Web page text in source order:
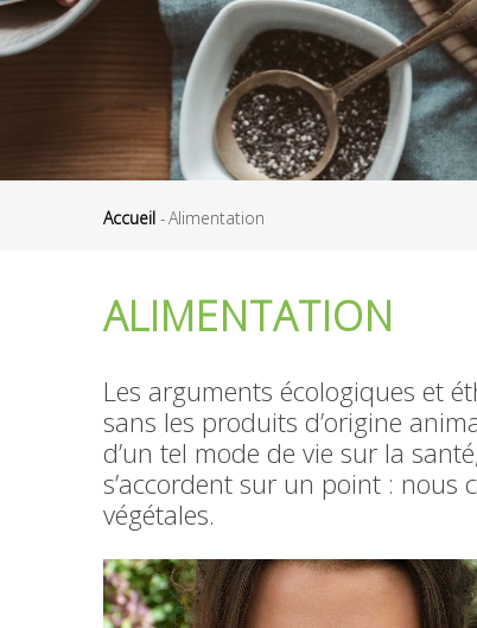
d'Ariane
Accueil -Alimentation
ALIMENTATION
Les arguments écologiques et
sans les produits d’origine
d’un tel mode de vie sur la
s’accordent sur un point : nous
végétales.